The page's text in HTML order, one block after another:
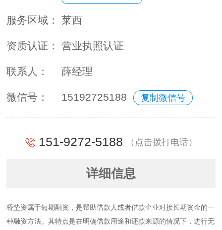
服务区域： 莱西
资质认证： 营业执照认证
联系人： 薛经理
微信号： 15192725188 复制微信号
151-9272-5188 （点击拨打电话）
详细信息
桥垫资属于短期融资，是帮助借款人或者借款企业对接长期资金的一
种融资方法。其特点是在明确借款用途和还款来源的情况下，进行无